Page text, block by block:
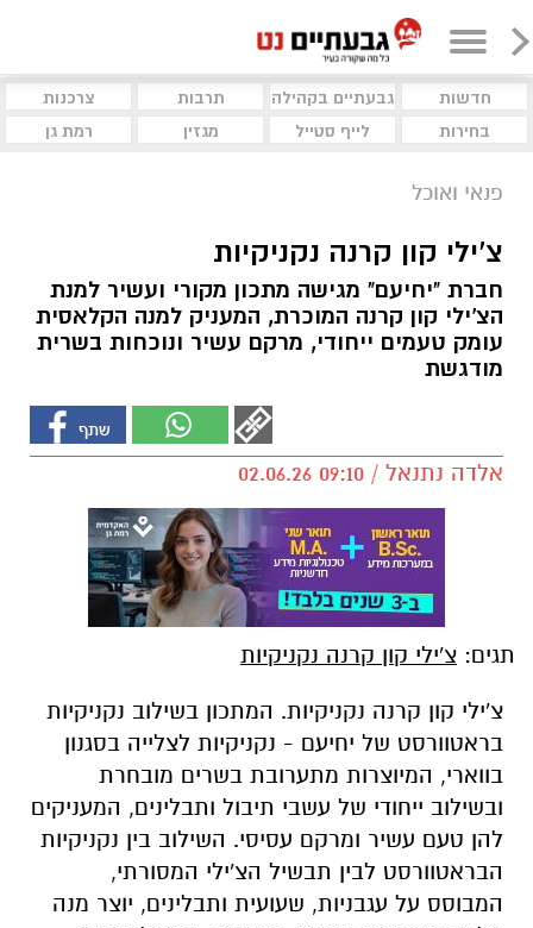
חדשות גבעתיים בקהילה תרבות
צרכנות
בחירות
לייף סטייל מגזין רמת גן
פנאי ואוכל
צ'ילי קון קרנה נקניקיות
חברת "יחיעם" מגישה מתכון מקורי ועשיר למנת
הצ'ילי קון קרנה המוכרת, המעניק למנה הקלאסית
עומק טעמים ייחודי, מרקם עשיר ונוכחות בשרית
מודגשת
אלדה נתנאל / 09:10 02.06.26
צ'ילי קון קרנה נקניקיות
צ'ילי קון קרנה נקניקיות. המתכון בשילוב נקניקיות
בראטוורסט של יחיעם - נקניקיות לצלייה בסגנון
בווארי, המיוצרות מתערובת בשרים מובחרת
להן טעם עשיר ומרקם עסיסי. השילוב בין נקניקיות
הבראטוורסט לבין תבשיל הצ'ילי המסורתי,
המבוסס על עגבניות, שעועית ותבלינים, יוצר מנה
מלאה בטעמים, צבעים וניחוחות, המשלבת בין
המטבח המקסיקני לבין השראה אירופית קלאסית.
המתכון קל להכנה ומתאים לארוחה משפחתית,
לאירוח או לארוחת צהריים או ערב מפנקות.